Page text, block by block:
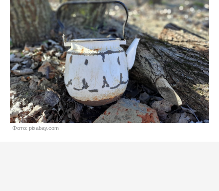
Фото: pixabay.com